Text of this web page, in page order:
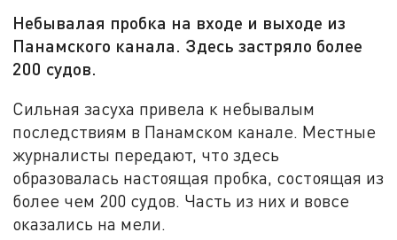
Небывалая пробка на входе и выходе из
Панамского канала. Здесь застряло более
200 судов.
Сильная засуха привела к небывалым
последствиям в Панамском канале. Местные
журналисты передают, что здесь
образовалась настоящая пробка, состоящая из
более чем 200 судов. Часть из них и вовсе
оказались на мели.